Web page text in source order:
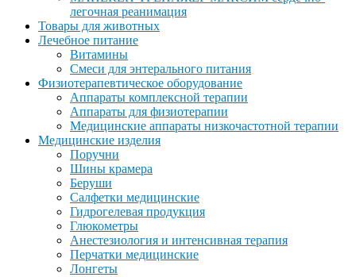
легочная реанимация
Товары для животных
Лечебное питание
Витамины
Смеси для энтерального питания
Физиотерапевтическое оборудование
Аппараты комплексной терапии
Аппараты для физиотерапии
Медицинские аппараты низкочастотной терапии
Медицинские изделия
Поручни
Шины крамера
Беруши
Салфетки медицинские
Гидрогелевая продукция
Глюкометры
Анестезиология и интенсивная терапия
Перчатки медицинские
Лонгеты